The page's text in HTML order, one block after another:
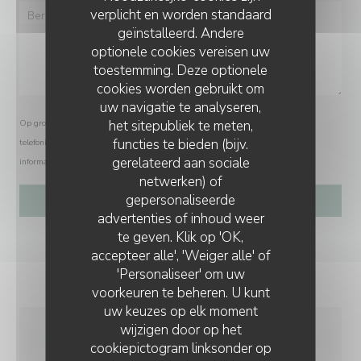
verplicht en worden standaard
geïnstalleerd. Andere
optionele cookies vereisen uw
toestemming. Deze optionele
cookies worden gebruikt om
uw navigatie te analyseren,
het sitepubliek te meten,
functies te bieden (bijv.
gerelateerd aan sociale
netwerken) of
gepersonaliseerde
advertenties of inhoud weer
te geven. Klik op 'OK,
accepteer alle', 'Weiger alle' of
'Personaliseer' om uw
voorkeuren te beheren. U kunt
uw keuzes op elk moment
wijzigen door op het
cookiepictogram linksonder op
Op grond van de privacywetgeving heeft u het recht om u af te melden voor
telefonische marketing via het Bel-me-niet Register:bel-me-niet.nl
informatie over hoe wij uw gegevens verwerken, zie onsprivacybeleid
ALGEMENE
L'AUBERGE AUX 4 SAISONS